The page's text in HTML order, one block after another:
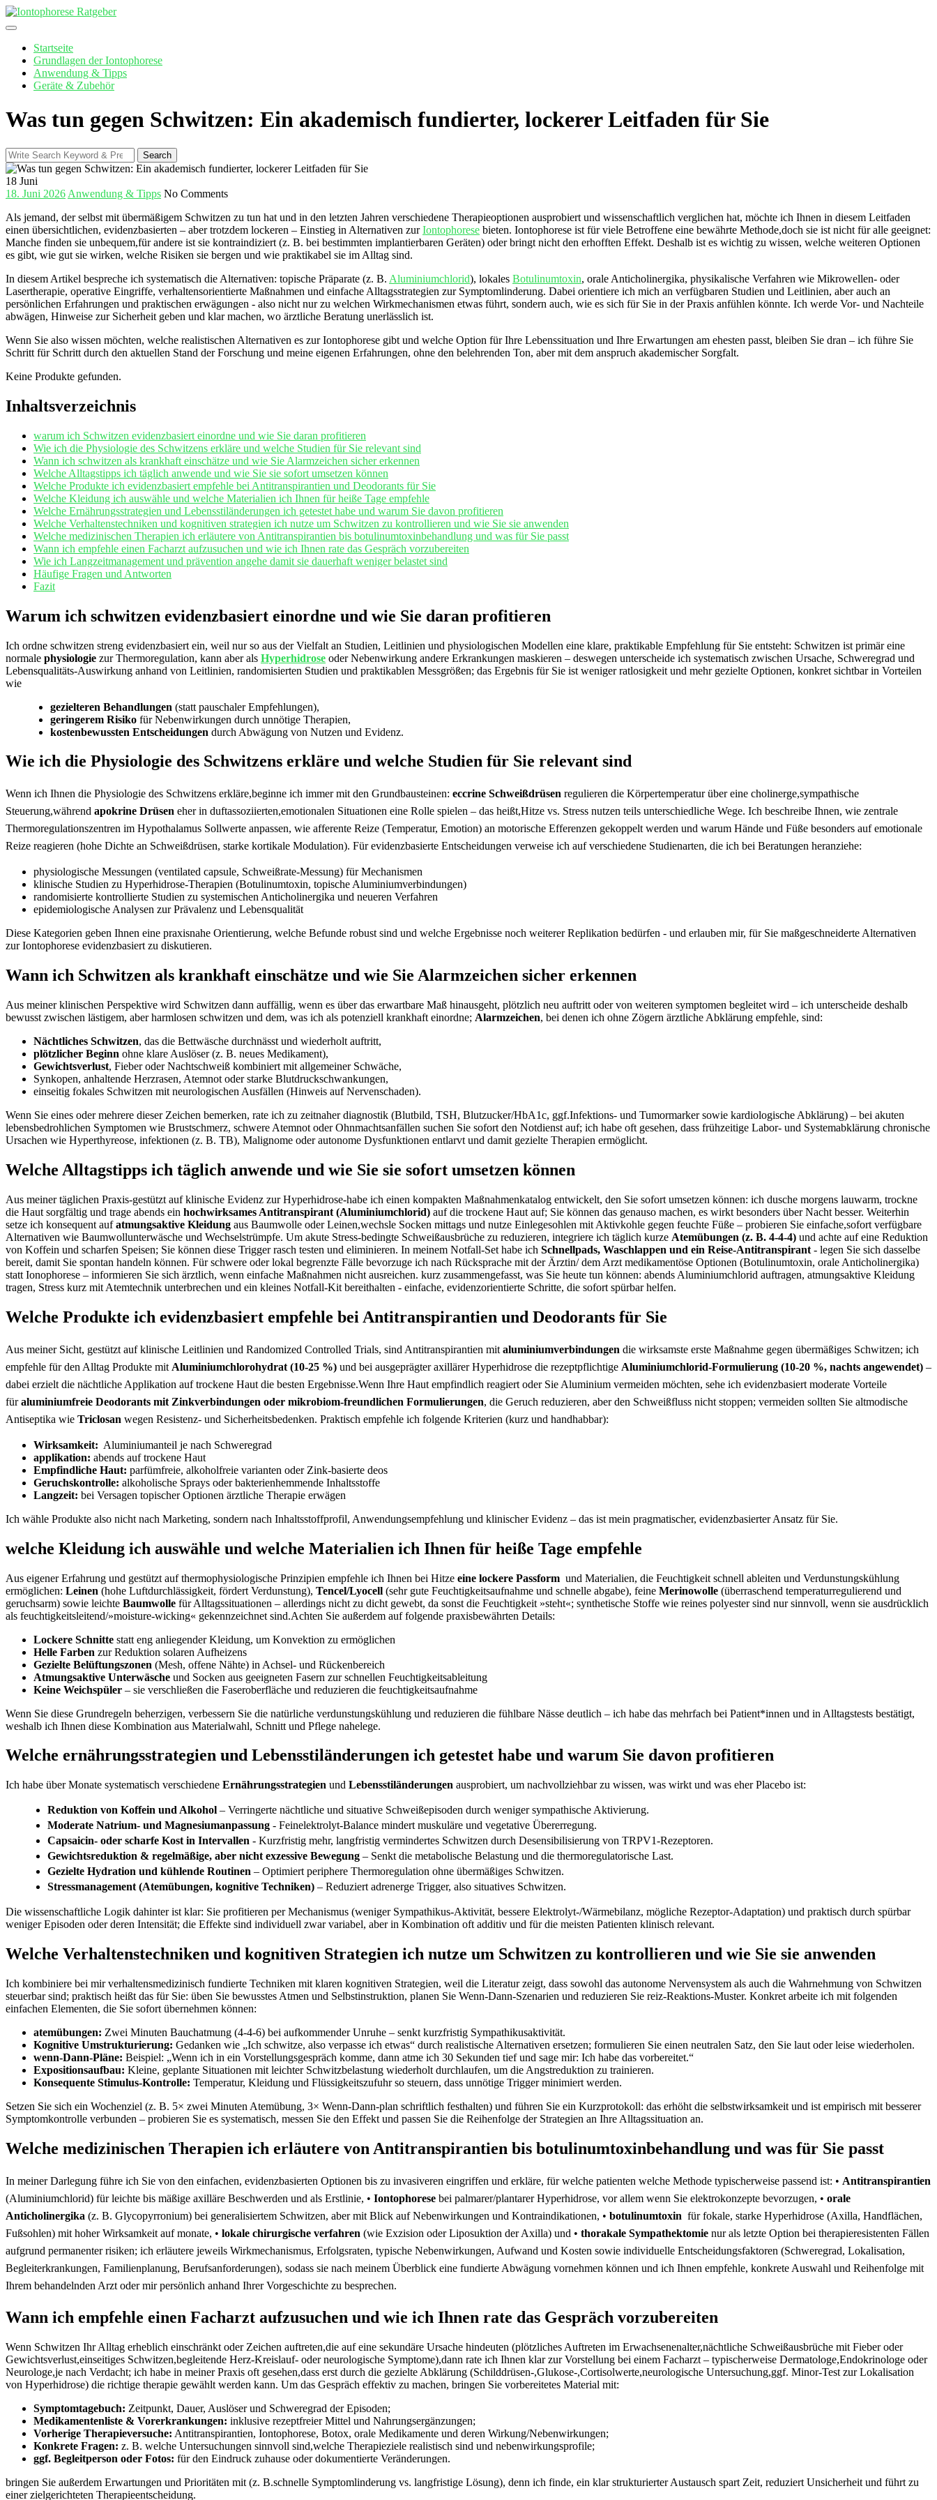
Skip
to
Startseite
Grundlagen der Iontophorese
Anwendung & Tipps
Geräte & Zubehör
Was tun gegen Schwitzen: Ein akademisch fundierter, lockerer Leitfaden für Sie
Search
for:
Search
18 Juni
18. Juni 2026 Anwendung & Tipps No Comments
Als jemand, der selbst mit ⁤übermäßigem Schwitzen zu tun hat und in den letzten Jahren verschiedene Therapieoptionen ausprobiert ⁣und ⁣wissenschaftlich verglichen hat, ​möchte ich Ihnen ‌in diesem Leitfaden
einen übersichtlichen,​ evidenzbasierten – aber trotzdem lockeren – Einstieg in Alternativen zur ⁢Iontophorese bieten.‌ Iontophorese⁢ ist für viele Betroffene eine⁤ bewährte Methode,doch sie ist nicht für alle geeignet:
Manche finden sie⁢ unbequem,für ⁣andere ist ‍sie kontraindiziert (z.⁢ B. ​bei ⁣bestimmten implantierbaren Geräten) oder bringt nicht den erhofften Effekt. Deshalb ist es​ wichtig zu wissen, welche weiteren Optionen ​
es gibt, wie⁢ gut sie wirken, welche Risiken sie bergen und wie praktikabel sie ⁤im Alltag sind.
In diesem Artikel bespreche ich systematisch die Alternativen: topische⁢ Präparate (z.‌ B. Aluminiumchlorid),⁢ lokales Botulinumtoxin, orale Anticholinergika, physikalische Verfahren wie Mikrowellen- oder
⁣Lasertherapie, operative Eingriffe, verhaltensorientierte Maßnahmen⁣ und einfache Alltagsstrategien zur Symptomlinderung. Dabei orientiere ich ‌mich an‌ verfügbaren Studien und Leitlinien, aber auch an
persönlichen Erfahrungen und‌ praktischen ⁤erwägungen -⁤ also nicht nur ⁤zu welchen Wirkmechanismen ​etwas führt, sondern​ auch, wie es sich für⁤ Sie​ in der Praxis⁤ anfühlen könnte. Ich werde Vor-⁤ und Nachteile
abwägen, Hinweise zur Sicherheit geben und klar machen, wo ärztliche Beratung unerlässlich ist.
Wenn Sie also wissen​ möchten, welche realistischen Alternativen es zur ‌Iontophorese gibt und welche Option ⁣für Ihre Lebenssituation und Ihre Erwartungen am ehesten passt, bleiben Sie ⁢dran – ‍ich ​führe ‍Sie
Schritt für Schritt durch den aktuellen​ Stand der Forschung und⁢ meine eigenen ‌Erfahrungen, ohne den⁢ belehrenden Ton, aber mit dem‍ anspruch akademischer Sorgfalt.
Keine Produkte gefunden.
Inhaltsverzeichnis
warum ich Schwitzen evidenzbasiert einordne und ⁣wie Sie daran profitieren
Wie ich die⁢ Physiologie des Schwitzens ‌erkläre und​ welche ⁣Studien für‍ Sie relevant⁢ sind
Wann ich schwitzen als ‍krankhaft einschätze ‍und wie Sie Alarmzeichen sicher‌ erkennen
Welche Alltagstipps ich ⁣täglich anwende und wie⁢ Sie‍ sie sofort umsetzen⁢ können
Welche Produkte⁣ ich evidenzbasiert empfehle bei Antitranspirantien und Deodorants für Sie
Welche Kleidung ich ‍auswähle und ⁣welche Materialien ich Ihnen für ⁢heiße Tage empfehle
Welche⁤ Ernährungsstrategien und ‍Lebensstiländerungen ich getestet habe⁤ und​ warum Sie davon profitieren
Welche Verhaltenstechniken ‌und kognitiven strategien ich nutze ⁣um Schwitzen zu kontrollieren und ‍wie Sie sie anwenden
Welche medizinischen Therapien ich erläutere von Antitranspirantien bis botulinumtoxinbehandlung und was für Sie‍ passt
Wann ich empfehle einen Facharzt aufzusuchen und wie ⁢ich Ihnen rate ​das Gespräch ​vorzubereiten
Wie ich Langzeitmanagement und‌ prävention angehe⁤ damit sie dauerhaft weniger belastet ‌sind
Häufige Fragen und Antworten
Fazit
Warum ich schwitzen evidenzbasiert⁢ einordne und wie Sie daran profitieren
Ich ordne schwitzen streng evidenzbasiert ein, weil ⁢nur so aus der Vielfalt an ‍Studien, ⁤Leitlinien und physiologischen Modellen‍ eine klare, praktikable Empfehlung für Sie entsteht: Schwitzen ‍ist primär⁢ eine‌
normale physiologie zur⁣ Thermoregulation, kann aber als Hyperhidrose oder Nebenwirkung andere Erkrankungen maskieren – deswegen⁣ unterscheide ich systematisch zwischen Ursache, Schweregrad und
‍Lebensqualitäts‑Auswirkung anhand von ​Leitlinien, randomisierten Studien​ und ​praktikablen Messgrößen; das⁤ Ergebnis für Sie ist weniger ratlosigkeit und mehr gezielte Optionen, konkret sichtbar in Vorteilen
wie
gezielteren Behandlungen (statt⁣ pauschaler Empfehlungen),
geringerem Risiko ‍für Nebenwirkungen durch‌ unnötige Therapien,
kostenbewussten Entscheidungen durch Abwägung⁣ von Nutzen und⁣ Evidenz.
Wie ich die Physiologie des Schwitzens erkläre und welche Studien für Sie relevant sind
Wenn ⁢ich Ihnen die Physiologie des Schwitzens erkläre,beginne ⁢ich‍ immer mit den​ Grundbausteinen: eccrine‌ Schweißdrüsen regulieren die Körpertemperatur über eine cholinerge,sympathische
Steuerung,während apokrine‍ Drüsen eher‌ in duftassoziierten,emotionalen Situationen ‍eine Rolle spielen – das heißt,Hitze ‍vs. Stress⁢ nutzen teils ⁣unterschiedliche Wege. ‌Ich beschreibe Ihnen, wie zentrale
Thermoregulationszentren im Hypothalamus Sollwerte anpassen, wie ​afferente Reize‌ (Temperatur, Emotion) an motorische Efferenzen gekoppelt werden‍ und warum Hände und Füße besonders auf emotionale
Reize reagieren (hohe‍ Dichte ​an ⁣Schweißdrüsen, starke⁣ kortikale Modulation). Für evidenzbasierte Entscheidungen verweise ich auf verschiedene Studienarten, die ich bei Beratungen heranziehe:
physiologische Messungen (ventilated capsule, Schweißrate-Messung) für Mechanismen
klinische Studien zu Hyperhidrose-Therapien (Botulinumtoxin, topische ⁣Aluminiumverbindungen)
randomisierte kontrollierte Studien ‍zu systemischen Anticholinergika und⁣ neueren Verfahren
epidemiologische Analysen zur Prävalenz und Lebensqualität
Diese Kategorien geben Ihnen eine‍ praxisnahe Orientierung,⁣ welche Befunde robust sind und welche Ergebnisse noch weiterer Replikation bedürfen -⁣ und erlauben mir, für⁣ Sie maßgeschneiderte⁤ Alternativen
zur Iontophorese‌ evidenzbasiert zu diskutieren.
Wann ich Schwitzen als krankhaft einschätze und wie​ Sie Alarmzeichen sicher erkennen
Aus meiner ‍klinischen Perspektive wird Schwitzen dann auffällig, wenn ‌es über das erwartbare Maß hinausgeht, plötzlich neu auftritt oder von weiteren symptomen begleitet​ wird – ⁢ich unterscheide deshalb
bewusst zwischen⁤ lästigem, aber harmlosen schwitzen ‍und dem, was ich als potenziell krankhaft einordne; Alarmzeichen,‌ bei denen⁤ ich ohne ⁤Zögern ärztliche Abklärung empfehle, sind:
Nächtliches Schwitzen, das die Bettwäsche durchnässt und wiederholt auftritt,
plötzlicher Beginn ohne klare Auslöser (z. B. neues Medikament),
Gewichtsverlust, Fieber oder Nachtschweiß kombiniert⁣ mit allgemeiner Schwäche,
Synkopen, anhaltende Herzrasen, Atemnot oder ‍starke Blutdruckschwankungen,
einseitig⁣ fokales ‌Schwitzen mit neurologischen Ausfällen (Hinweis auf Nervenschaden).
Wenn ⁢Sie ⁤eines oder mehrere dieser Zeichen bemerken, ⁤rate ich​ zu zeitnaher diagnostik (Blutbild, TSH, Blutzucker/HbA1c, ggf.Infektions- ⁣und Tumormarker​ sowie kardiologische Abklärung) – bei akuten
lebensbedrohlichen Symptomen wie Brustschmerz, schwere Atemnot oder Ohnmachtsanfällen⁢ suchen‌ Sie sofort den Notdienst auf; ich ​habe oft gesehen, dass frühzeitige Labor- und​ Systemabklärung chronische
Ursachen wie Hyperthyreose, infektionen ‍(z. B. TB), Malignome oder autonome Dysfunktionen entlarvt⁣ und damit⁣ gezielte Therapien ermöglicht.
Welche Alltagstipps‍ ich täglich anwende und wie⁣ Sie sie sofort umsetzen können
Aus meiner täglichen Praxis-gestützt auf klinische Evidenz zur Hyperhidrose-habe ich einen ‌kompakten⁣ Maßnahmenkatalog entwickelt, ⁢den Sie sofort umsetzen können: ich dusche morgens lauwarm, trockne
die‌ Haut sorgfältig und trage abends ein hochwirksames Antitranspirant (Aluminiumchlorid) auf die trockene Haut ‍auf; Sie können⁢ das⁣ genauso⁢ machen, es wirkt⁣ besonders über Nacht besser. Weiterhin
setze ich konsequent ‌aufatmungsaktive ‍Kleidung aus⁣ Baumwolle oder Leinen,wechsle Socken mittags ‌und nutze Einlegesohlen mit Aktivkohle gegen feuchte Füße – probieren Sie einfache,sofort ‍verfügbare
Alternativen wie Baumwollunterwäsche⁣ und Wechselstrümpfe. Um akute ⁣Stress-bedingte Schweißausbrüche​ zu reduzieren, integriere ich täglich​ kurze Atemübungen (z. B. 4‑4‑4) und⁣ achte auf‌ eine Reduktion
von Koffein und scharfen Speisen;‌ Sie können ‌diese Trigger rasch testen und eliminieren. In meinem Notfall-Set ‍habe ich‌ Schnellpads, Waschlappen und ein Reise-Antitranspirant ​- legen Sie sich ⁤dasselbe
bereit, damit Sie spontan handeln können. Für schwere oder lokal begrenzte Fälle bevorzuge ich nach ‍Rücksprache ‍mit ‍der Ärztin/⁤ dem Arzt medikamentöse ‌Optionen (Botulinumtoxin, orale Anticholinergika)⁢
statt Ionophorese​ – informieren Sie ⁤sich ärztlich, wenn einfache Maßnahmen nicht‌ ausreichen.‍ kurz zusammengefasst, was Sie heute tun können:‌ abends ⁢Aluminiumchlorid auftragen,‍ atmungsaktive Kleidung
tragen, Stress kurz ⁤mit ‍Atemtechnik unterbrechen‍ und ein kleines Notfall-Kit ‌bereithalten ⁢- einfache, evidenzorientierte Schritte, die sofort spürbar helfen.
Welche Produkte ich⁢ evidenzbasiert empfehle bei ⁤Antitranspirantien und Deodorants für‌ Sie
Aus meiner Sicht,‌ gestützt auf klinische ⁣Leitlinien und Randomized ​Controlled Trials,‍ sind Antitranspirantien mit aluminiumverbindungen die wirksamste erste Maßnahme gegen übermäßiges Schwitzen; ich
empfehle für den Alltag Produkte mit Aluminiumchlorohydrat (10-25 %) und ​bei ausgeprägter axillärer Hyperhidrose die‌ rezeptpflichtige Aluminiumchlorid‑Formulierung (10-20 ⁢%, nachts angewendet) –
‍dabei‍ erzielt⁢ die nächtliche Applikation auf trockene Haut die besten Ergebnisse.Wenn Ihre Haut empfindlich reagiert oder Sie⁢ Aluminium ​vermeiden ​möchten, sehe ich‍ evidenzbasiert​ moderate Vorteile
füraluminiumfreie Deodorants mit Zinkverbindungen ​oder mikrobiom‑freundlichen Formulierungen, ​die Geruch reduzieren,⁤ aber den Schweißfluss nicht stoppen; vermeiden sollten Sie altmodische
Antiseptika wie Triclosan wegen Resistenz- und Sicherheitsbedenken. Praktisch empfehle ich folgende Kriterien (kurz und handhabbar): ⁣
Wirksamkeit: ​ Aluminiumanteil je nach Schweregrad
applikation: abends auf trockene Haut
Empfindliche Haut: parfümfreie, alkoholfreie ⁢varianten oder Zink‑basierte deos
Geruchskontrolle: alkoholische Sprays oder⁢ bakterienhemmende Inhaltsstoffe
Langzeit: bei Versagen ‍topischer Optionen ärztliche Therapie erwägen
Ich wähle Produkte also nicht ​nach Marketing, sondern ⁤nach⁣ Inhaltsstoffprofil, Anwendungsempfehlung und klinischer Evidenz – das ist mein pragmatischer, ⁢evidenzbasierter Ansatz für Sie.
welche Kleidung ich auswähle und⁢ welche ⁣Materialien‌ ich Ihnen für heiße Tage ‌empfehle
Aus eigener Erfahrung und gestützt auf‍ thermophysiologische Prinzipien empfehle‍ ich Ihnen bei Hitze eine ‍lockere Passform ‌ und ‍Materialien, die ⁢Feuchtigkeit ⁤schnell ableiten und Verdunstungskühlung
⁤ermöglichen: Leinen ⁢(hohe Luftdurchlässigkeit, fördert Verdunstung), Tencel/Lyocell ⁤(sehr ‍gute Feuchtigkeitsaufnahme und ‌schnelle abgabe), feine⁤ Merinowolle (überraschend temperaturregulierend und
⁢geruchsarm) sowie leichte Baumwolle für Alltagssituationen – ‍allerdings nicht zu dicht gewebt,⁣ da sonst die Feuchtigkeit »steht«; synthetische Stoffe wie reines ⁣polyester sind nur sinnvoll,⁤ wenn sie ausdrücklich
als feuchtigkeitsleitend/»moisture-wicking« gekennzeichnet sind.Achten ⁣Sie außerdem auf folgende‍ praxisbewährten Details:⁢
Lockere Schnitte statt⁤ eng anliegender Kleidung, um Konvektion zu‌ ermöglichen
Helle Farben zur Reduktion ‌solaren Aufheizens
Gezielte Belüftungszonen (Mesh, offene Nähte) in Achsel- und‍ Rückenbereich
Atmungsaktive‍ Unterwäsche und ⁢Socken ‍aus‍ geeigneten Fasern zur schnellen​ Feuchtigkeitsableitung
Keine Weichspüler – sie verschließen die Faseroberfläche und reduzieren die feuchtigkeitsaufnahme
Wenn Sie diese Grundregeln beherzigen, verbessern Sie die‌ natürliche verdunstungskühlung und reduzieren die fühlbare Nässe deutlich – ich habe ⁣das mehrfach bei⁢ Patient*innen und ​in Alltagstests bestätigt,
weshalb ich Ihnen diese ⁤Kombination aus​ Materialwahl, Schnitt und Pflege nahelege.
Welche ernährungsstrategien und Lebensstiländerungen ich getestet habe und warum Sie davon‌ profitieren
Ich ‍habe über Monate systematisch verschiedene Ernährungsstrategien und Lebensstiländerungen ausprobiert, ‍um nachvollziehbar zu​ wissen, was wirkt und was eher Placebo ist:
Reduktion von Koffein und Alkohol – Verringerte⁢ nächtliche ⁣und situative⁢ Schweißepisoden durch⁤ weniger sympathische Aktivierung.
Moderate Natrium- ⁢und Magnesiumanpassung -⁢ Feinelektrolyt-Balance mindert‍ muskuläre und vegetative Übererregung.
Capsaicin- ​oder scharfe Kost in Intervallen ⁤- Kurzfristig mehr, ‍langfristig vermindertes Schwitzen durch Desensibilisierung ⁢von TRPV1-Rezeptoren.
Gewichtsreduktion & regelmäßige, aber ​nicht exzessive Bewegung – Senkt die⁢ metabolische Belastung und die thermoregulatorische Last.
Gezielte Hydration und kühlende Routinen – Optimiert periphere Thermoregulation ohne übermäßiges Schwitzen.
Stressmanagement‌ (Atemübungen, kognitive Techniken) – Reduziert adrenerge Trigger, also situatives ‍Schwitzen.
Die wissenschaftliche Logik dahinter ist klar: Sie⁣ profitieren per Mechanismus (weniger ⁤Sympathikus‑Aktivität, bessere Elektrolyt‑/Wärmebilanz, mögliche Rezeptor‑Adaptation)​ und ​praktisch durch spürbar
weniger Episoden⁢ oder deren Intensität;⁣ die Effekte sind individuell zwar variabel, aber in Kombination​ oft additiv und für die meisten Patienten klinisch relevant.
Welche Verhaltenstechniken und kognitiven⁤ Strategien ich nutze um Schwitzen ‍zu ⁤kontrollieren und wie Sie ⁢sie⁤ anwenden
Ich ⁢kombiniere⁤ bei mir verhaltensmedizinisch‌ fundierte Techniken mit klaren⁢ kognitiven Strategien, weil‍ die⁢ Literatur zeigt, dass sowohl das autonome Nervensystem als auch die Wahrnehmung von Schwitzen
steuerbar sind; praktisch heißt das für Sie: üben ‍Sie ​bewusstes Atmen und Selbstinstruktion, planen Sie Wenn‑Dann‑Szenarien und reduzieren⁢ Sie reiz-Reaktions‑Muster. ‍Konkret arbeite ich mit folgenden
einfachen ​Elementen,⁣ die Sie sofort übernehmen können:
atemübungen: Zwei ⁤Minuten Bauchatmung (4‑4‑6) bei aufkommender Unruhe – ‌senkt kurzfristig Sympathikusaktivität.
Kognitive Umstrukturierung: Gedanken wie „Ich schwitze,‍ also ​verpasse ich etwas“ durch realistische Alternativen ​ersetzen; formulieren Sie⁣ einen neutralen Satz, den Sie laut oder leise wiederholen.
wenn‑Dann‑Pläne: Beispiel: „Wenn ​ich in ein Vorstellungsgespräch komme, dann atme ich 30 Sekunden tief‌ und sage mir: ⁣Ich habe das ⁤vorbereitet.“
Expositionsaufbau: Kleine, geplante Situationen ‌mit leichter Schwitzbelastung wiederholt durchlaufen, um die Angstreduktion⁣ zu trainieren.
Konsequente Stimulus‑Kontrolle: Temperatur, Kleidung und Flüssigkeitszufuhr so steuern,​ dass unnötige Trigger minimiert werden.
Setzen Sie ⁤sich ein ⁣Wochenziel (z. B. 5× zwei Minuten​ Atemübung, 3× ‌Wenn‑Dann‑plan⁢ schriftlich‌ festhalten) und führen Sie ein Kurzprotokoll: das erhöht ​die ⁣selbstwirksamkeit und ist empirisch mit besserer
Symptomkontrolle verbunden – probieren Sie es systematisch, messen Sie den Effekt und passen Sie ⁤die Reihenfolge der ​Strategien an Ihre Alltagssituation an.
Welche medizinischen Therapien ich erläutere von Antitranspirantien bis botulinumtoxinbehandlung und was für Sie passt
In meiner Darlegung führe ich Sie von den einfachen, evidenzbasierten Optionen bis zu invasiveren eingriffen und erkläre, für welche patienten ‌welche Methode typischerweise passend ⁤ist: • Antitranspirantien
(Aluminiumchlorid) für ‌leichte ‍bis mäßige axilläre Beschwerden und als Erstlinie,⁢ •​ Iontophorese bei palmarer/plantarer Hyperhidrose, vor allem wenn Sie ⁢elektrokonzepte bevorzugen, •⁢ orale
⁣Anticholinergika (z. B. Glycopyrronium) bei generalisiertem Schwitzen, aber‍ mit⁣ Blick⁤ auf Nebenwirkungen und⁤ Kontraindikationen, • botulinumtoxin ​ für fokale, ‌starke Hyperhidrose (Axilla, Handflächen,
Fußsohlen) ​mit hoher Wirksamkeit auf monate, • lokale chirurgische verfahren (wie Exzision oder Liposuktion der ​Axilla) und • thorakale Sympathektomie nur als letzte ⁤Option bei therapieresistenten Fällen
aufgrund permanenter ‍risiken;⁢ ich ‍erläutere⁢ jeweils Wirkmechanismus, Erfolgsraten, typische Nebenwirkungen, Aufwand und Kosten sowie⁤ individuelle⁢ Entscheidungsfaktoren (Schweregrad,⁣ Lokalisation,
Begleiterkrankungen, Familienplanung, Berufsanforderungen), sodass sie nach meinem Überblick eine fundierte⁤ Abwägung vornehmen ​können und ich​ Ihnen empfehle, konkrete Auswahl und Reihenfolge mit
Ihrem behandelnden Arzt oder ⁣mir persönlich anhand Ihrer Vorgeschichte zu besprechen.
Wann ich empfehle⁢ einen Facharzt ‍aufzusuchen ⁣und ⁣wie ich Ihnen ‌rate das Gespräch vorzubereiten
Wenn⁢ Schwitzen Ihr ⁤Alltag erheblich einschränkt ⁤oder⁢ Zeichen ‍auftreten,die auf⁣ eine ​sekundäre Ursache hindeuten ‍(plötzliches Auftreten im Erwachsenenalter,nächtliche Schweißausbrüche mit Fieber oder
Gewichtsverlust,einseitiges Schwitzen,begleitende Herz‑Kreislauf‑ oder neurologische Symptome),dann rate ich Ihnen ​klar zur ‌Vorstellung bei ​einem Facharzt – typischerweise Dermatologe,Endokrinologe ‍oder
Neurologe,je nach​ Verdacht; ich habe in meiner⁣ Praxis oft gesehen,dass erst durch die ​gezielte ⁢Abklärung (Schilddrüsen-,Glukose‑,Cortisolwerte,neurologische ⁤Untersuchung,ggf. Minor‑Test zur⁢ Lokalisation
von Hyperhidrose) ⁤die richtige therapie gewählt werden ‍kann. Um⁣ das Gespräch⁣ effektiv‍ zu ⁣machen, bringen Sie vorbereitetes Material mit:
Symptomtagebuch: Zeitpunkt, Dauer,‍ Auslöser ⁣und​ Schweregrad der Episoden;
Medikamentenliste & Vorerkrankungen: inklusive rezeptfreier Mittel und⁤ Nahrungsergänzungen;
Vorherige Therapieversuche: Antitranspirantien, Iontophorese,⁣ Botox,⁤ orale ‍Medikamente und‍ deren Wirkung/Nebenwirkungen;
Konkrete Fragen: z. B.⁤ welche Untersuchungen sinnvoll sind,welche‍ Therapieziele realistisch sind und nebenwirkungsprofile;
ggf. Begleitperson oder ⁣Fotos: für ⁤den Eindruck zuhause​ oder dokumentierte Veränderungen.
bringen Sie außerdem Erwartungen und Prioritäten mit (z. B.schnelle Symptomlinderung vs. langfristige ‌Lösung), denn ⁢ich finde, ein klar strukturierter⁣ Austausch spart Zeit, reduziert Unsicherheit und führt zu
einer zielgerichteten Therapieentscheidung.